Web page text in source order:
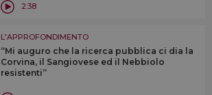
2:38
L'APPROFONDIMENTO
“Mi auguro che la ricerca pubblica ci dia la
Corvina, il Sangiovese ed il Nebbiolo
resistenti”